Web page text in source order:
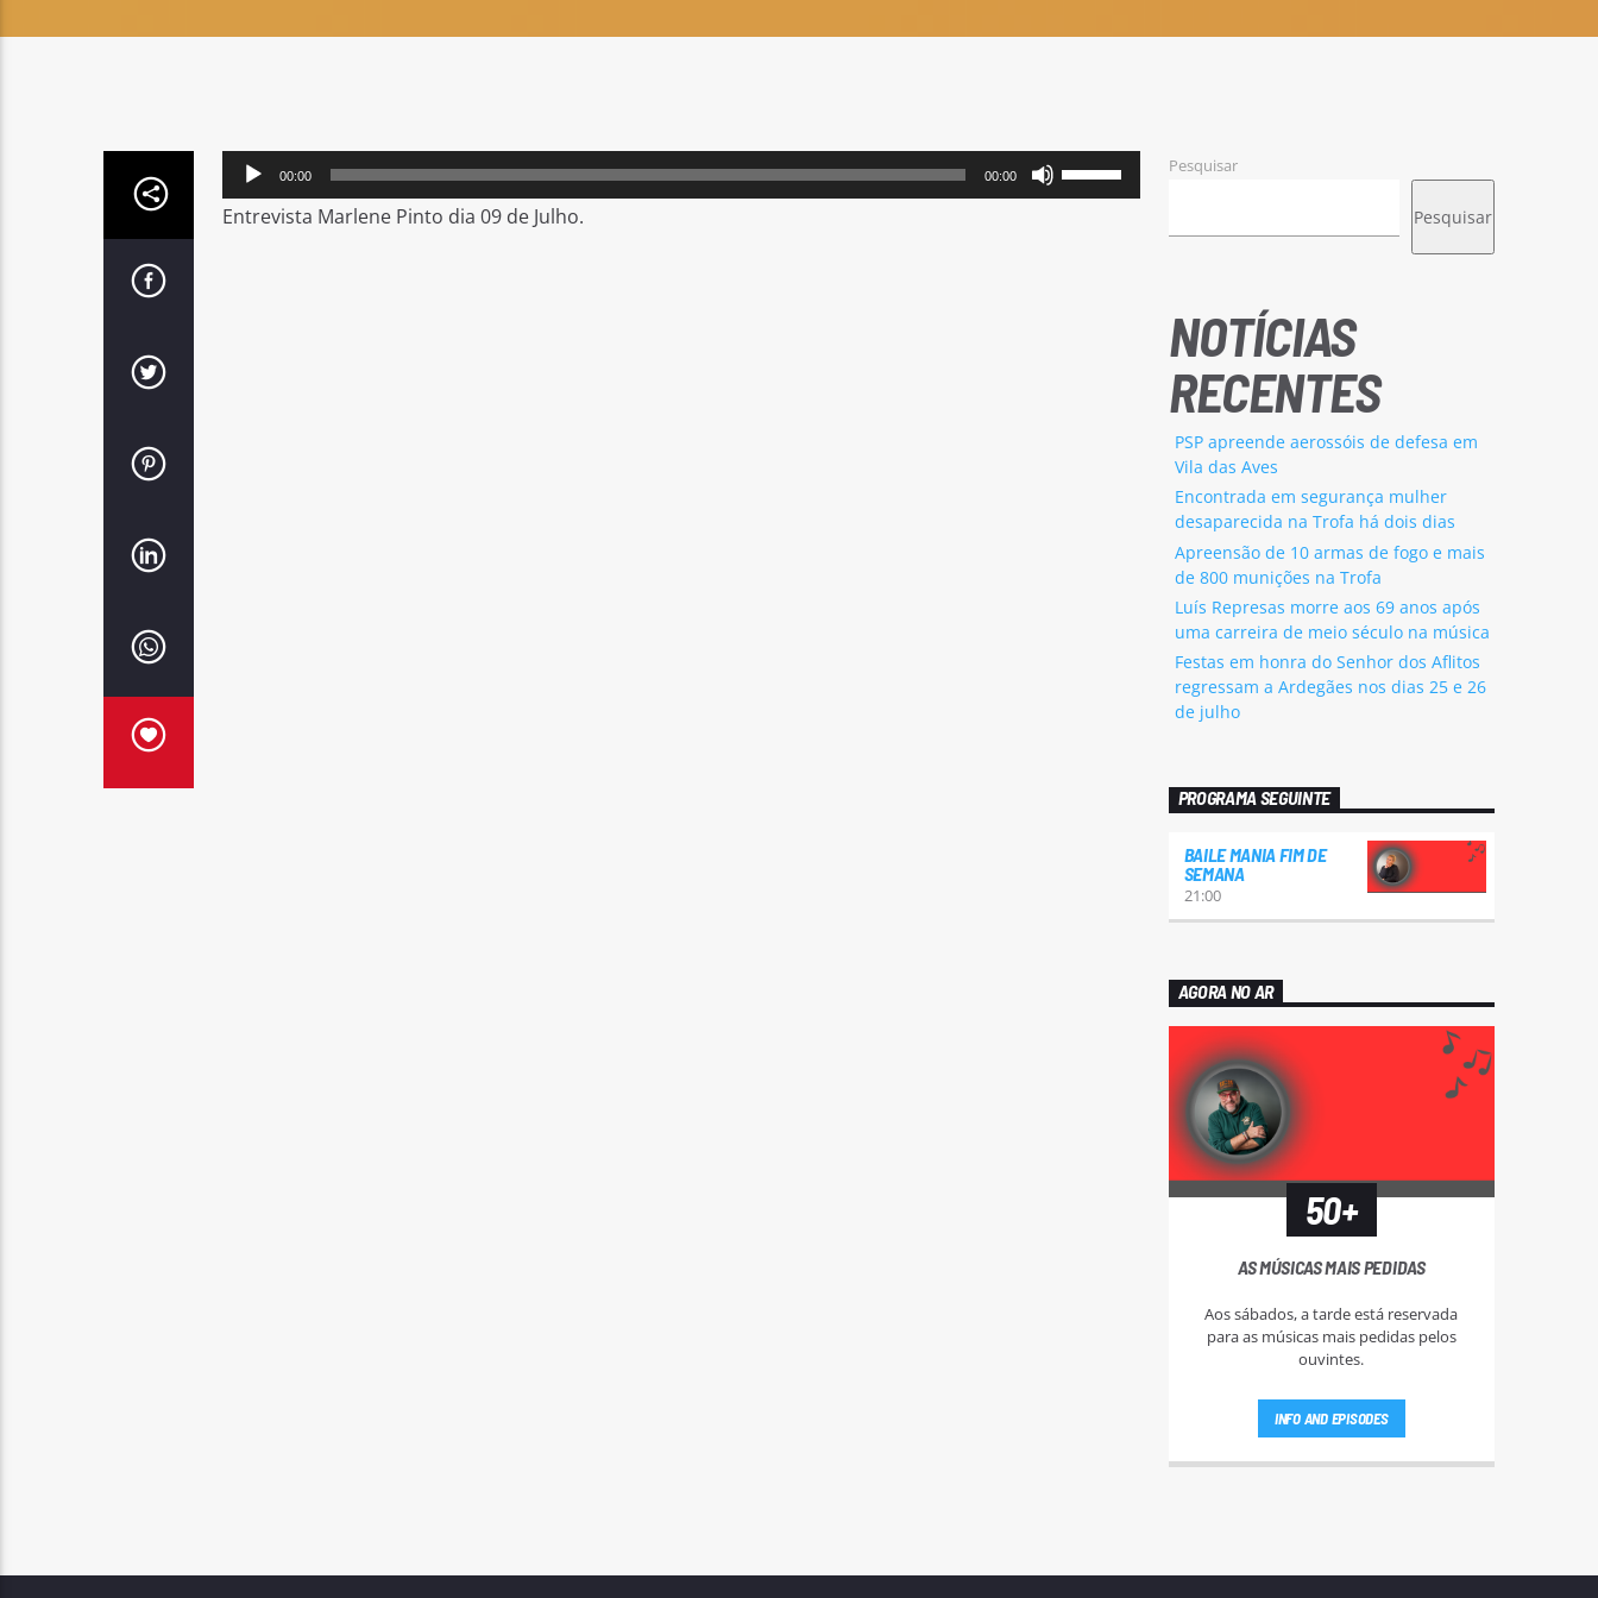
Reprodutor
de
00:00 00:00
Use
as
Entrevista Marlene Pinto dia 09 de Julho.
Pesquisar
Pesquisar
NOTÍCIAS
RECENTES
PSP apreende aerossóis de defesa em
Vila das Aves
Encontrada em segurança mulher
desaparecida na Trofa há dois dias
Apreensão de 10 armas de fogo e mais
de 800 munições na Trofa
Luís Represas morre aos 69 anos após
uma carreira de meio século na música
Festas em honra do Senhor dos Aflitos
regressam a Ardegães nos dias 25 e 26
de julho
PROGRAMA SEGUINTE
BAILE MANIA FIM DE
SEMANA
21:00
AGORA NO AR
50+
AS MÚSICAS MAIS PEDIDAS
Aos sábados, a tarde está reservada
para as músicas mais pedidas pelos
ouvintes.
INFO AND EPISODES